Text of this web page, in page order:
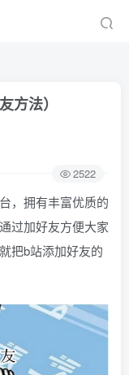
方法）
2522
，拥有丰富优质的
过加好友方便大家
把b站添加好友的